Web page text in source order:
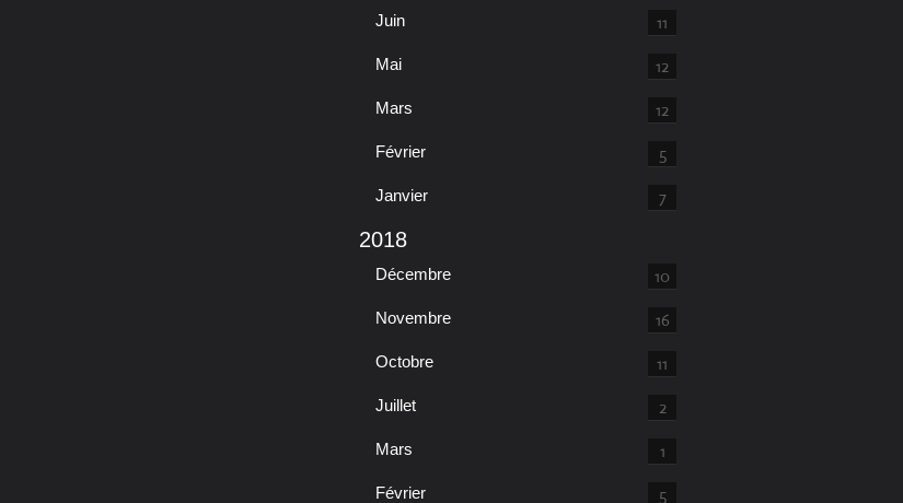
Juin 11
Mai 12
Mars 12
Février 5
Janvier 7
2018
Décembre 10
Novembre 16
Octobre 11
Juillet 2
Mars 1
Février 5